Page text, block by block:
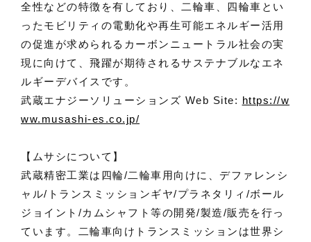
全性などの特徴を有しており、二輪車、四輪車とい
ったモビリティの電動化や再生可能エネルギー活用
の促進が求められるカーボンニュートラル社会の実
現に向けて、飛躍が期待されるサステナブルなエネ
ルギーデバイスです。
武蔵エナジーソリューションズ Web Site: https://w
ww.musashi-es.co.jp/
【ムサシについて】
武蔵精密工業は四輪/二輪車用向けに、デファレンシ
ャル/トランスミッションギヤ/プラネタリィ/ボール
ジョイント/カムシャフト等の開発/製造/販売を行っ
ています。二輪車向けトランスミッションは世界シ